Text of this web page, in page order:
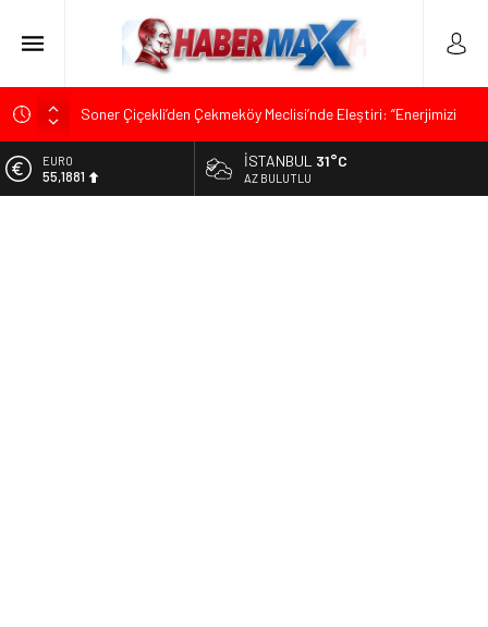
Soner Çiçekli’den Çekmeköy Meclisi’nde Eleştiri: “Enerjimizi
Edremit’te Kaymakam Ahmet Odabaş’a Duygu Dolu Veda
ALTIN
6.660,55
İSTANBUL 31°C
AZ BULUTLU